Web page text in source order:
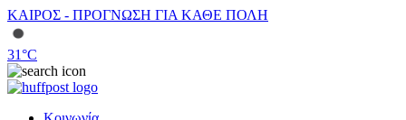
ΚΑΙΡΟΣ - ΠΡΟΓΝΩΣΗ ΓΙΑ ΚΑΘΕ ΠΟΛΗ
31°C